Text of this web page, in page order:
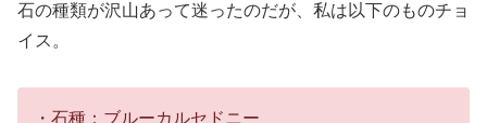
石の種類が沢山あって迷ったのだが、私は以下のものチョ
イス。
・石種：ブルーカルセドニー